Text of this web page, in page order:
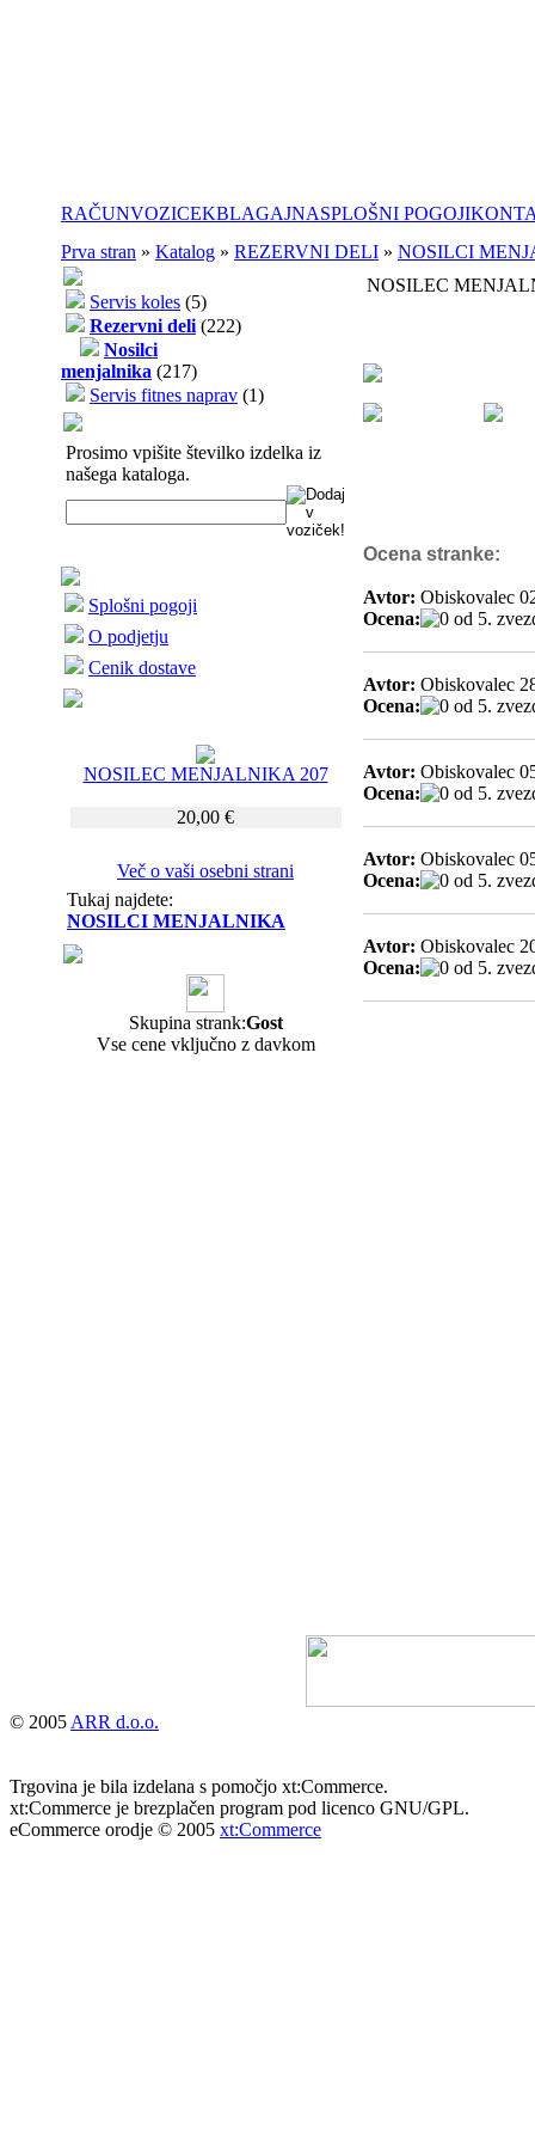
RAČUNVOZICEKBLAGAJNASPLOŠNI POGOJI
Prva stran » Katalog » REZERVNI DELI » NOSILCI
Servis koles (5)
Rezervni deli (222)
Nosilci
menjalnika (217)
Servis fitnes naprav (1)
Prosimo vpišite številko izdelka iz
našega kataloga.
Splošni pogoji
O podjetju
Cenik dostave
NOSILEC MENJALNIKA 207
20,00 €
Več o vaši osebni strani
Tukaj najdete:
NOSILCI MENJALNIKA
Skupina strank:Gost
Vse cene vključno z davkom
NOSILEC
Ocena stranke:
Avtor: Obiskovalec
Ocena:
Avtor: Obiskovalec
Ocena:
Avtor: Obiskovalec
Ocena:
Avtor: Obiskovalec
Ocena:
Avtor: Obiskovalec
Ocena:
© 2005 ARR d.o.o.
Trgovina je bila izdelana s pomočjo xt:Commerce.
xt:Commerce je brezplačen program pod licenco GNU/GPL.
eCommerce orodje © 2005 xt:Commerce